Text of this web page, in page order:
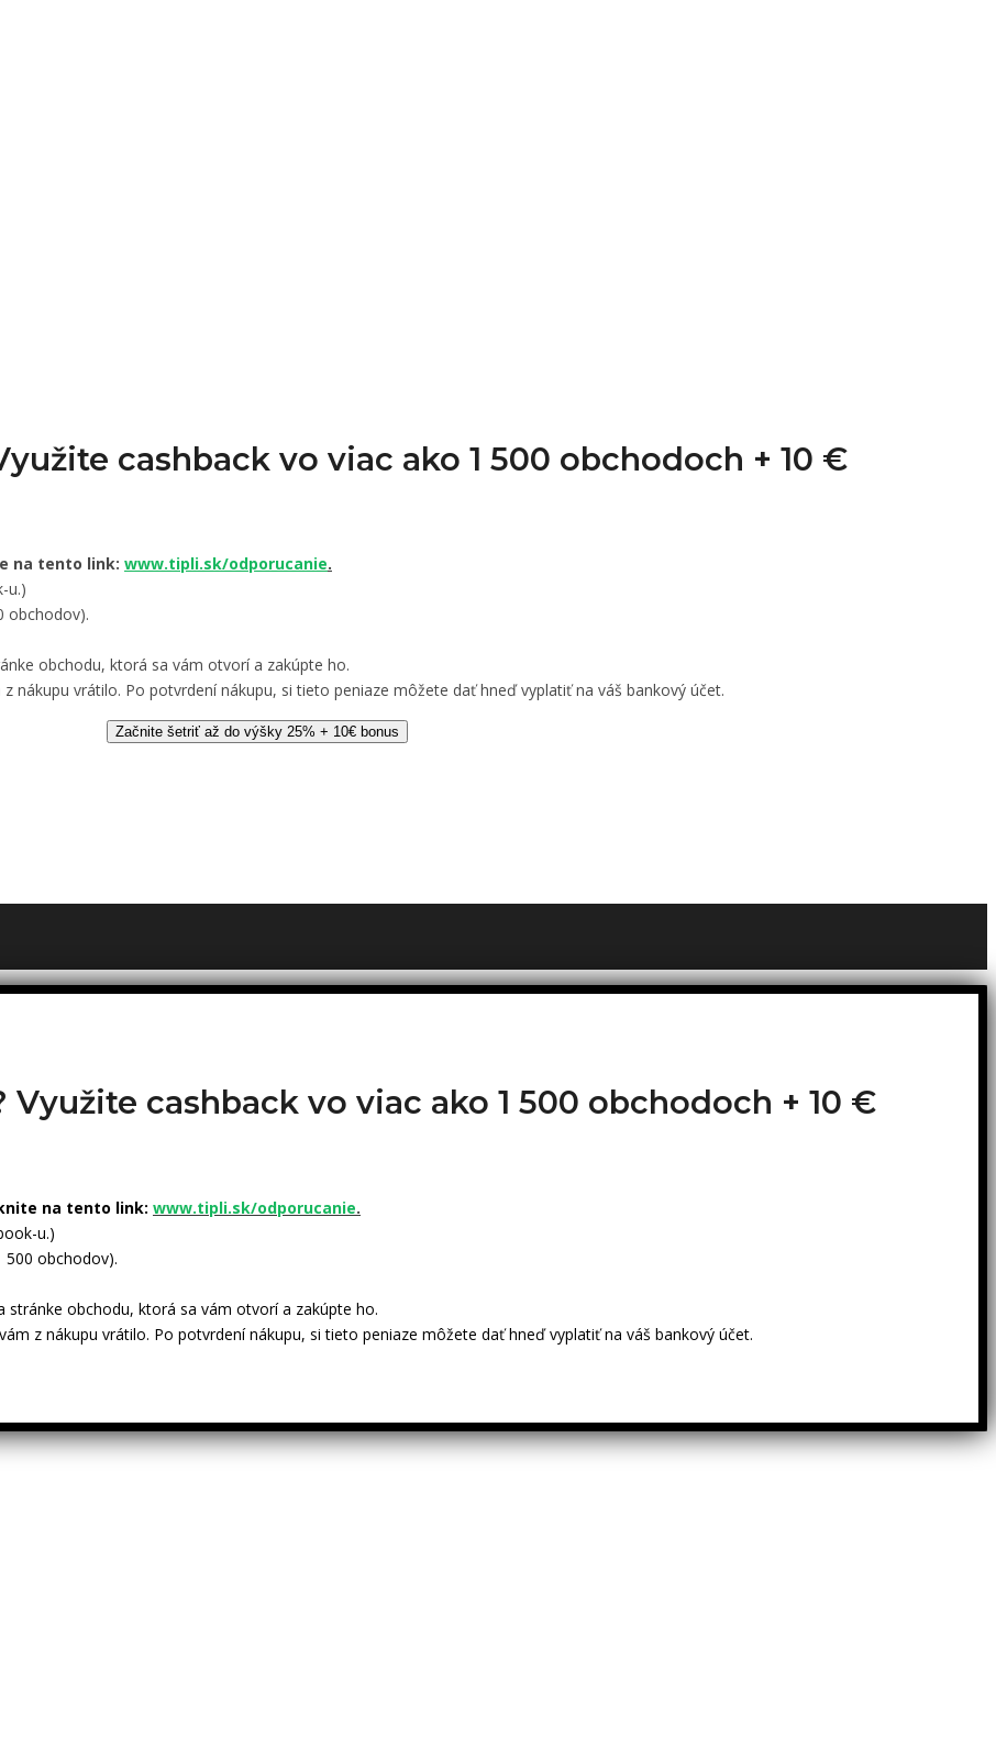
cashback vo viac ako 1 500 obchodoch + 10 €
na tento link: www.tipli.sk/odporucanie.
u.)
obchodov).
obchodu, ktorá sa vám otvorí a zakúpte ho.
nákupu vrátilo. Po potvrdení nákupu, si tieto peniaze môžete dať hneď vyplatiť na váš bankový účet.
Začnite šetriť až do výšky 25% + 10€ bonus
cashback vo viac ako 1 500 obchodoch + 10 €
na tento link: www.tipli.sk/odporucanie.
u.)
500 obchodov).
stránke obchodu, ktorá sa vám otvorí a zakúpte ho.
z nákupu vrátilo. Po potvrdení nákupu, si tieto peniaze môžete dať hneď vyplatiť na váš bankový účet.